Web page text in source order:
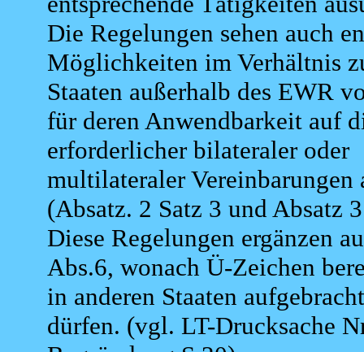
Die Regelungen sehen auch
Möglichkeiten im Verhältnis
Staaten außerhalb des EWR
für deren Anwendbarkeit auf
erforderlicher bilateraler oder
multilateraler Vereinbarungen
(Absatz. 2 Satz 3 und Absatz
Diese Regelungen ergänzen
Abs.6, wonach Ü-Zeichen
in anderen Staaten
dürfen. (vgl. LT-Drucksache